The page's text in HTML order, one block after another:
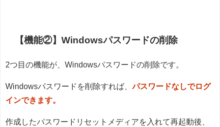
【機能②】Windowsパスワードの削除
2つ目の機能が、Windowsパスワードの削除です。
Windowsパスワードを削除すれば、 パスワードなしでログ
インできます。
作成したパスワードリセットメディアを入れて再起動後、